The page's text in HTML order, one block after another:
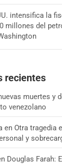
intensifica la
millones del
recientes
muertes y
venezolano
en Otra tragedia
y
Douglas Farah: